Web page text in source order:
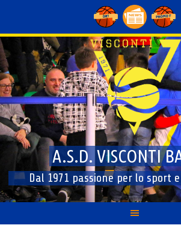
content
A.S.D. VISCONTI
Dal 1971 passione per lo sport